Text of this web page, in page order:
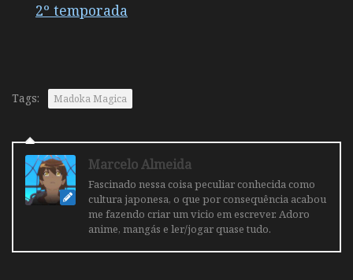
2º temporada
Tags: Madoka Magica
Marcelo Almeida
Fascinado nessa coisa peculiar conhecida como
cultura japonesa, o que por consequência acabou
me fazendo criar um vicio em escrever. Adoro
anime, mangás e ler/jogar quase tudo.